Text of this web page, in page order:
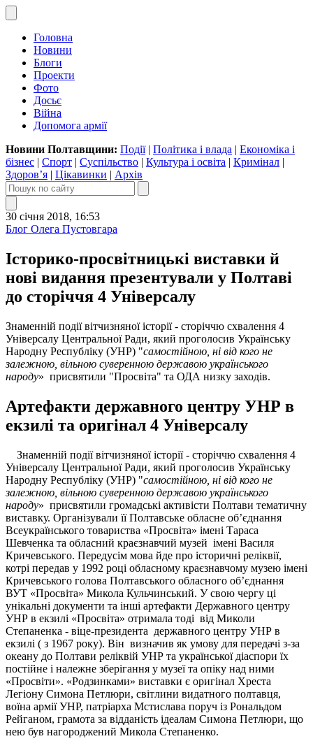
Головна
Новини
Блоги
Проекти
Фото
Досьє
Війна
Допомога армії
Новини Полтавщини: Події| Політика і влада | Економіка і
бізнес | Спорт | Суспільство | Культура і освіта | Кримінал |
Здоров’я | Цікавинки | Архів
30 січня 2018, 16:53
Блог Олега Пустовгара
Історико-просвітницькі виставки й
нові видання презентували у Полтаві
до сторіччя 4 Універсалу
Знаменній події вітчизняної історії - сторіччю схвалення 4
Універсалу Центральної Ради, який проголосив Українську
Народну Республіку (УНР) "самостійною, ні від кого не
залежною, вільною суверенною державою українського
народу» присвятили "Просвіта" та ОДА низку заходів.
Артефакти державного центру УНР в
екзилі та оригінал 4 Універсалу
Знаменній події вітчизняної історії - сторіччю схвалення 4
Універсалу Центральної Ради, який проголосив Українську
Народну Республіку (УНР) "самостійною, ні від кого не
залежною, вільною суверенною державою українського
народу» присвятили громадські активісти Полтави тематичну
виставку. Організували її Полтавське обласне об’єднання
Всеукраїнського товариства «Просвіта» імені Тараса
Шевченка та обласний краєзнавчий музей імені Василя
Кричевського. Передусім мова йде про історичні реліквії,
котрі передав у 1992 році обласному краєзнавчому музею імені
Кричевського голова Полтавського обласного об’єднання
ВУТ «Просвіта» Микола Кульчинський. У свою чергу ці
унікальні документи та інші артефакти Державного центру
УНР в екзилі «Просвіта» отримала тоді від Миколи
Степаненка - віце-президента державного центру УНР в
екзилі ( з 1967 року). Він визначив як умову для передачі з-за
океану до Полтави реліквій УНР та української діаспори їх
постійне і належне зберігання у музеї та опіку над ними
«Просвіти». «Родзинками» виставки є оригінал Хреста
Легіону Симона Петлюри, світлини видатного полтавця,
воїна армії УНР, патріарха Мстислава поруч із Рональдом
Рейганом, грамота за відданість ідеалам Симона Петлюри, що
нею був нагороджений Микола Степаненко.